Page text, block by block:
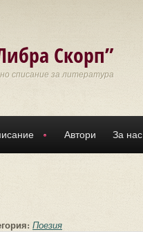
Скорп”
списание за литература
Автори За нас
Поезия